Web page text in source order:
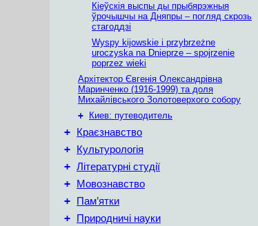
Кіеўскія выспы ды прыбярэжныя
ўрочышчы на Дняпры – погляд скрозь
стагоддзі
Wyspy kijowskie i przybrzeżne
uroczyska na Dnieprze – spojrzenie
poprzez wieki
Архітектор Євгенія Олександрівна
Маринченко (1916-1999) та доля
Михайлівського Золотоверхого собору
+
Киев: путеводитель
+ Краєзнавство
+ Культурологія
+ Літературні студії
+ Мовознавство
+ Пам’ятки
+ Природничі науки